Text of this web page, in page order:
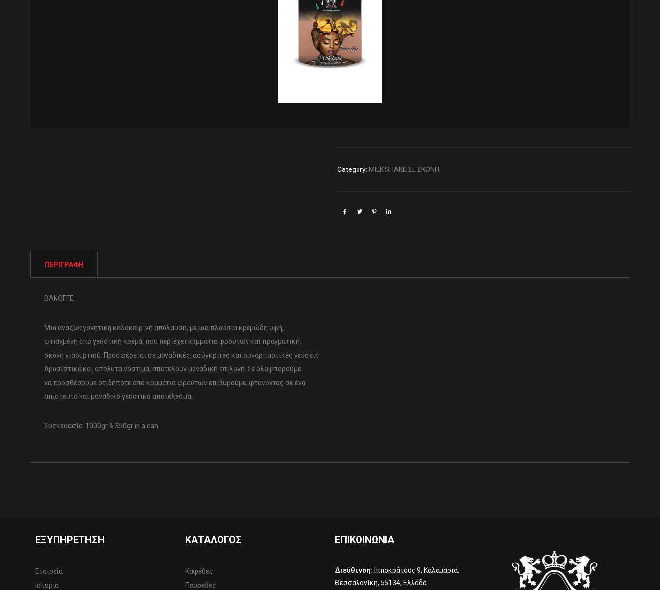
Category: MILK SHAKE ΣΕ ΣΚΟΝΗ
ΠΕΡΙΓΡΑΦΉ
BANOFFE
Μια αναζωογονητική καλοκαιρινή απόλαυση, με μια πλούσια κρεμώδη υφή,
φτιαγμένη από γευστική κρέμα, που περιέχει κομμάτια φρούτων και πραγματική.
σκόνη γιαουρτιού. Προσφέρεται σε μοναδικές, ασύγκριτες και συναρπαστικές γεύσεις
Δροσιστικά και απόλυτα νόστιμα, αποτελούν μοναδική επιλογή. Σε όλα μπορούμε
να προσθέσουμε οτιδήποτε από κομμάτια φρούτων επιθυμούμε, φτάνοντας σε ένα
απίστευτο και μοναδικό γευστικό αποτέλεσμα.
Συσκευασία: 1000gr & 350gr in a can
ΕΞΥΠΗΡΈΤΗΣΗ
Εταιρεία
Ιστορία
ΚΑΤΆΛΟΓΟΣ
Καφέδες
Πουρεδες
ΕΠΙΚΟΙΝΩΝΊΑ
Διεύθυνση: Ιπποκράτους 9, Καλαμαριά,
Θεσσαλονίκη, 55134, Ελλάδα